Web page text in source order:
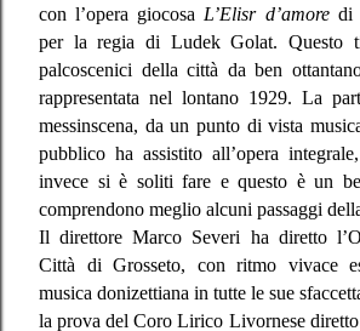
con l’opera giocosa L’Elisr d’amore di
per la regia di Ludek Golat. Questo
palcoscenici della città da ben
rappresentata nel lontano 1929. La
messinscena, da un punto di vista
pubblico ha assistito all’opera
invece si è soliti fare e questo è un
comprendono meglio alcuni passaggi
Il direttore Marco Severi ha diretto
Città di Grosseto, con ritmo vivace
musica donizettiana in tutte le sue
la prova del Coro Lirico Livornese